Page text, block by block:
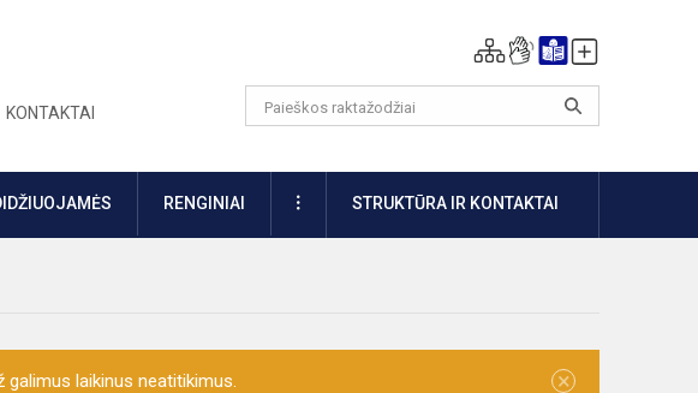
KONTAKTAI
RENGINIAI DAUGIAUSTRUKTŪRA IR KONTAKTAI
laikinus neatitikimus. ×